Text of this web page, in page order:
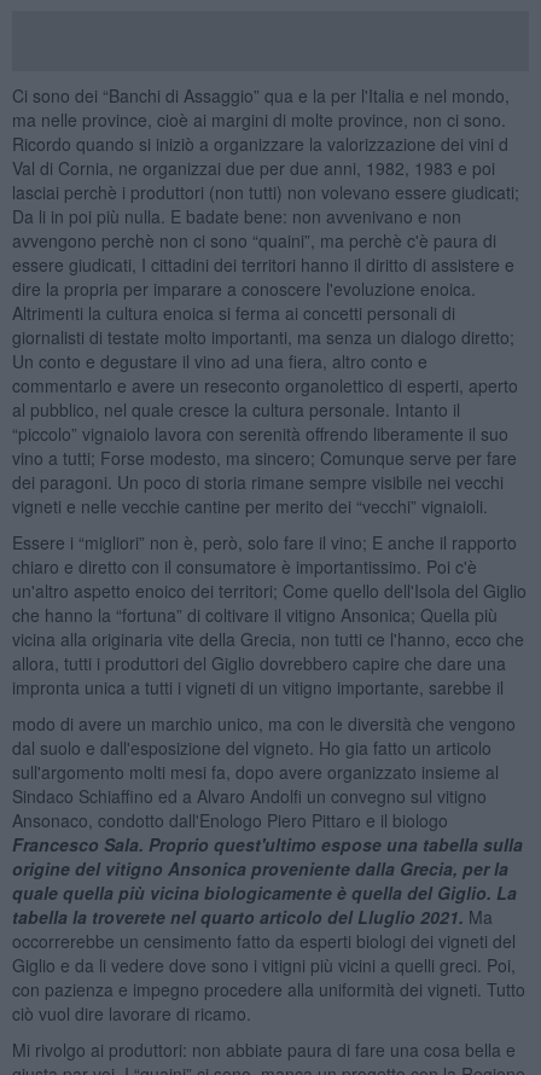
Ci sono dei “Banchi di Assaggio” qua e la per l'Italia e nel mondo,
ma nelle province, cioè ai margini di molte province, non ci sono.
Ricordo quando si iniziò a organizzare la valorizzazione dei vini d
Val di Cornia, ne organizzai due per due anni, 1982, 1983 e poi
lasciai perchè i produttori (non tutti) non volevano essere giudicati;
Da li in poi più nulla. E badate bene: non avvenivano e non
avvengono perchè non ci sono “quaini”, ma perchè c'è paura di
essere giudicati, I cittadini dei territori hanno il diritto di assistere e
dire la propria per imparare a conoscere l'evoluzione enoica.
Altrimenti la cultura enoica si ferma ai concetti personali di
giornalisti di testate molto importanti, ma senza un dialogo diretto;
Un conto e degustare il vino ad una fiera, altro conto e
commentarlo e avere un reseconto organolettico di esperti, aperto
al pubblico, nel quale cresce la cultura personale. Intanto il
“piccolo” vignaiolo lavora con serenità offrendo liberamente il suo
vino a tutti; Forse modesto, ma sincero; Comunque serve per fare
dei paragoni. Un poco di storia rimane sempre visibile nei vecchi
vigneti e nelle vecchie cantine per merito dei “vecchi” vignaioli.
Essere i “migliori” non è, però, solo fare il vino; E anche il rapporto
chiaro e diretto con il consumatore è importantissimo. Poi c'è
un'altro aspetto enoico dei territori; Come quello dell'Isola del Giglio
che hanno la “fortuna” di coltivare il vitigno Ansonica; Quella più
vicina alla originaria vite della Grecia, non tutti ce l'hanno, ecco che
allora, tutti i produttori del Giglio dovrebbero capire che dare una
impronta unica a tutti i vigneti di un vitigno importante, sarebbe il
modo di avere un marchio unico, ma con le diversità che vengono
dal suolo e dall'esposizione del vigneto. Ho gia fatto un articolo
sull'argomento molti mesi fa, dopo avere organizzato insieme al
Sindaco Schiaffino ed a Alvaro Andolfi un convegno sul vitigno
Ansonaco, condotto dall'Enologo Piero Pittaro e il biologo
Francesco Sala. Proprio quest'ultimo espose una tabella sulla
origine del vitigno Ansonica proveniente dalla Grecia, per la
quale quella più vicina biologicamente è quella del Giglio. La
tabella la troverete nel quarto articolo del Lluglio 2021. Ma
occorrerebbe un censimento fatto da esperti biologi dei vigneti del
Giglio e da li vedere dove sono i vitigni più vicini a quelli greci. Poi,
con pazienza e impegno procedere alla uniformità dei vigneti. Tutto
ciò vuol dire lavorare di ricamo.
Mi rivolgo ai produttori: non abbiate paura di fare una cosa bella e